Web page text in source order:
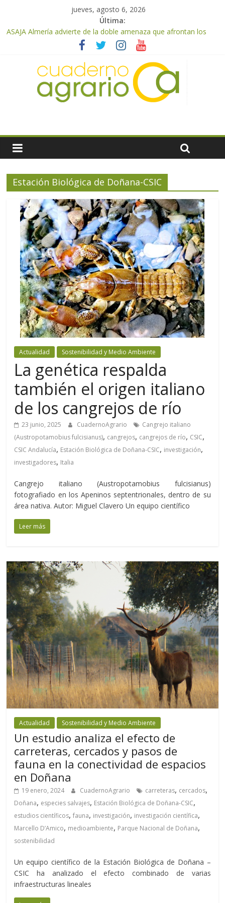
jueves, agosto 6, 2026
Última:
ASAJA Almería advierte de la doble amenaza que afrontan los
cítricos: la clorosis y la caída de los precios
ASAJA Almería: las primeras recolecciones de almendra
confirman una cosecha desigual marcada por las inclemencias
meteorológicas y la incertidumbre en los precios
El Ministerio de Agricultura, Pesca y Alimentación autoriza el
pago de 85 millones adicionales de ayudas de la PAC de
Cooperativas Agro-alimentarias de Andalucía celebra la
activación del mecanismo de regulación de oferta de aceite de
Estación Biológica de Doñana-CSIC
Actualidad Sostenibilidad y Medio Ambiente
La genética respalda
también el origen italiano
de los cangrejos de río
23 junio, 2025 CuadernoAgrario
Cangrejo italiano
(Austropotamobius fulcisianus), cangrejos, cangrejos de río, CSIC,
CSIC Andalucía, Estación Biológica de Doñana-CSIC, investigación,
investigadores, Italia
Cangrejo italiano (Austropotamobius fulcisianus)
fotografiado en los Apeninos septentrionales, dentro de su
área nativa. Autor: Miguel Clavero Un equipo científico
Leer más
Actualidad Sostenibilidad y Medio Ambiente
Un estudio analiza el efecto de
carreteras, cercados y pasos de
fauna en la conectividad de espacios
en Doñana
19 enero, 2024 CuadernoAgrario carreteras, cercados,
Doñana, especies salvajes, Estación Biológica de Doñana-CSIC,
estudios científicos,fauna, investigación, investigación científica,
Marcello D’Amico, medioambiente, Parque Nacional de Doñana,
sostenibilidad
Un equipo científico de la Estación Biológica de Doñana –
CSIC ha analizado el efecto combinado de varias
infraestructuras lineales